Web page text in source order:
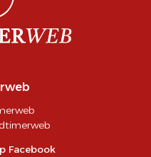
Facebook